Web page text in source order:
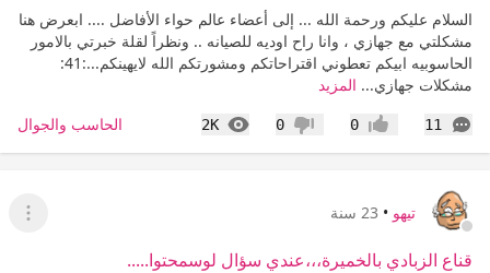
السلام عليكم ورحمة الله ... إلى أعضاء عالم حواء الأفاضل .... ابعرض هنا
مشكلتي مع جهازي ، وانا راح اوديه للصيانه .. ونظراً لقلة خبرتي بالامور
الحاسوبيه ابيكم تعطوني اقتراحاتكم ومشورتكم الله لايهينكم...:41:
مشكلات جهازي... المزيد
11
التعليقات إعجاب0 عدم إعجاب
0
2K
المشاهدات الحاسب والجوال
تيهو • 23 سنة
عرض
قناع الزبادي بالخميرة،،،عندي سؤال لوسمحتوا.....